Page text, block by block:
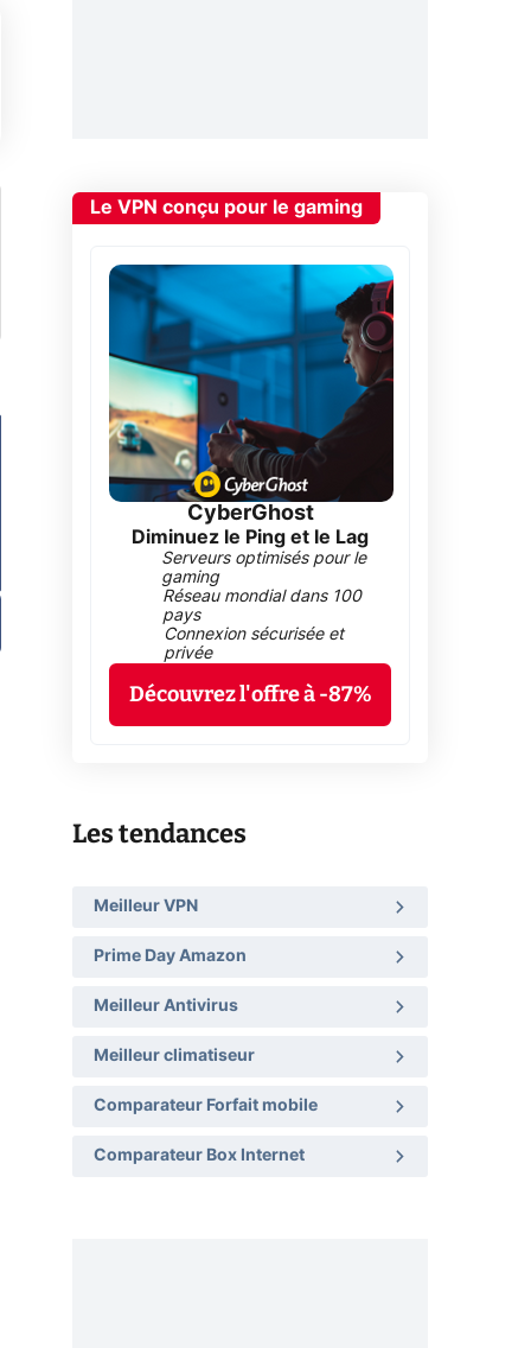
Le VPN conçu pour le gaming
CyberGhost
Diminuez le Ping et le Lag
Serveurs optimisés pour le
gaming
Réseau mondial dans 100
pays
Connexion sécurisée et
privée
Découvrez l'offre à -87%
Les tendances
Meilleur VPN
Prime Day Amazon
Meilleur Antivirus
Meilleur climatiseur
Comparateur Forfait mobile
Comparateur Box Internet